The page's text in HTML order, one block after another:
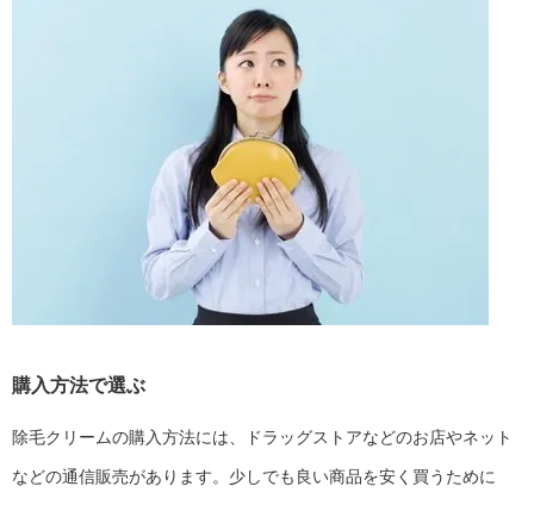
購入方法で選ぶ
除毛クリームの購入方法には、ドラッグストアなどのお店やネット
などの通信販売があります。少しでも良い商品を安く買うために